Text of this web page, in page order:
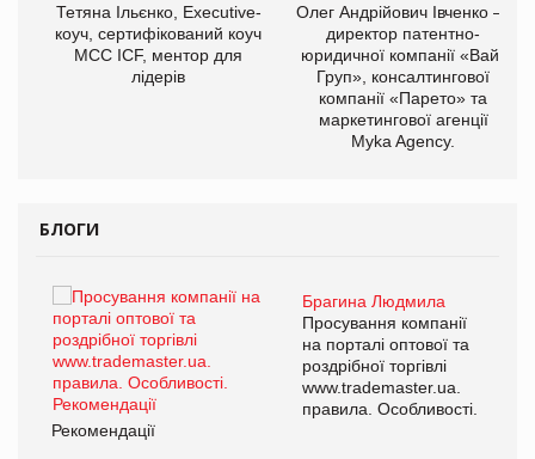
Тетяна Ільєнко, Executive-
коуч, сертифікований коуч
МСС ICF, ментор для
лідерів
Олег Андрійович Івченко —
директор патентно-
юридичної компанії «Вайз
Груп», консалтингової
компанії «Парето» та
маркетингової агенції
Myka Agency.
БЛОГИ
Брагина Людмила
Просування компанії
на порталі оптової та
роздрібної торгівлі
www.trademaster.ua.
правила. Особливості.
Рекомендації